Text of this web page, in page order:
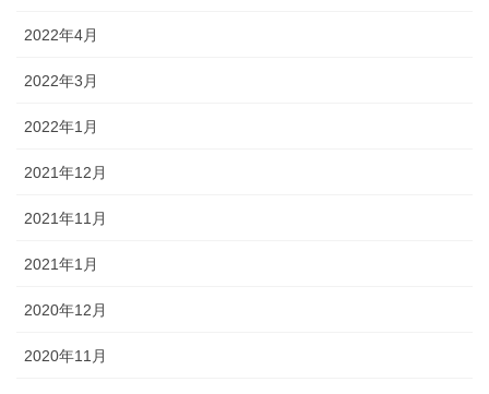
2022年4月
2022年3月
2022年1月
2021年12月
2021年11月
2021年1月
2020年12月
2020年11月